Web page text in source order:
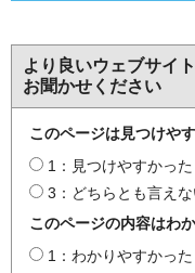
より良いウェブサイ
お聞かせください
このページは見つけや
1：見つけやすかった
3：どちらとも言え
このページの内容はわ
1：わかりやすかった